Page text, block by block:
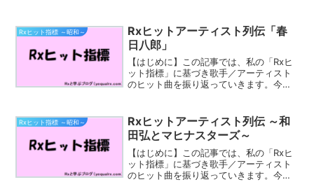
1910年（明治43年）10月27日-1999年
（平成11...
Rxヒット指標 ～昭和～
Rxヒットアーティスト列伝「春
日八郎」
【はじめに】この記事では、私の「Rxヒ
ット指標」に基づき歌手／アーティスト
のヒット曲を振り返っていきます。今回
渡部 実 （わたなべ みのる）、1924年10
月9日-1...
Rxヒット指標 ～昭和～
Rxヒットアーティスト列伝 ～和
田弘とマヒナスターズ～
【はじめに】この記事では、私の「Rxヒ
ット指標」に基づき歌手／アーティスト
のヒット曲を振り返っていきます。今回